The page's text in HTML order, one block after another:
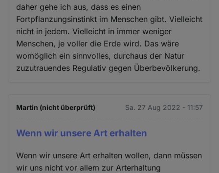
daher gehe ich aus, dass es einen
Fortpflanzungsinstinkt im Menschen gibt. Vielleicht
nicht in jedem. Vielleicht in immer weniger
Menschen, je voller die Erde wird. Das wäre
womöglich ein sinnvolles, durchaus der Natur
zuzutrauendes Regulativ gegen Überbevölkerung.
Martin (nicht überprüft) Sa. 27 Aug 2022 - 11:57
Wenn wir unsere Art erhalten
Wenn wir unsere Art erhalten wollen, dann müssen
wir uns nicht vor allem zur Arterhaltung